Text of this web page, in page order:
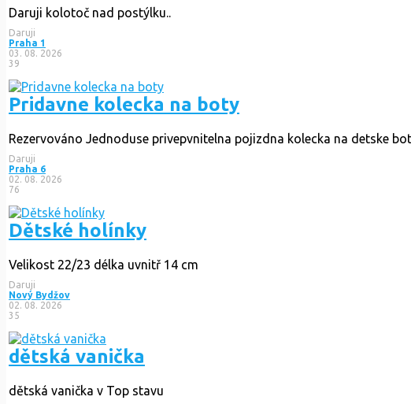
Daruji kolotoč nad postýlku..
Daruji
Praha 1
03. 08. 2026
39
Pridavne kolecka na boty
Rezervováno Jednoduse privepvnitelna pojizdna kolecka na detske
Daruji
Praha 6
02. 08. 2026
76
Dětské holínky
Velikost 22/23 délka uvnitř 14 cm
Daruji
Nový Bydžov
02. 08. 2026
35
dětská vanička
dětská vanička v Top stavu